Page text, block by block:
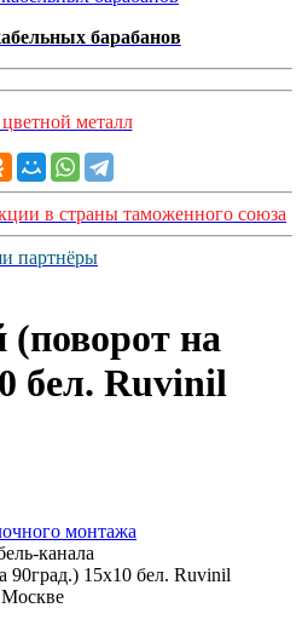
барабанов
металл
в страны таможенного союза
партнёры
(поворот на
бел. Ruvinil
монтажа
канала